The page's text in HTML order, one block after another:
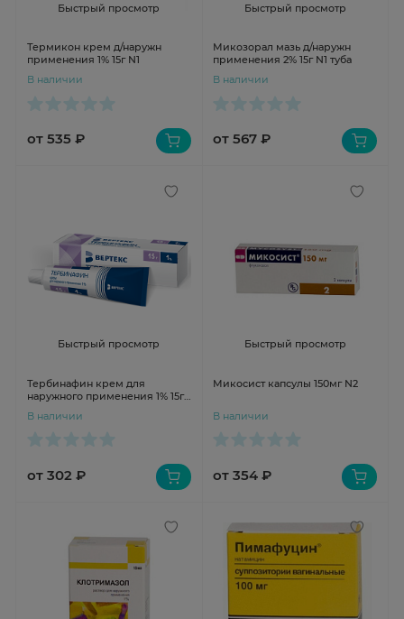
Быстрый просмотр
Термикон крем д/наружн
применения 1% 15г N1
В наличии
от 535 ₽
Быстрый просмотр
Микозорал мазь д/наружн
применения 2% 15г N1 туба
В наличии
от 567 ₽
Быстрый просмотр
Тербинафин крем для
наружного применения 1% 15г
В наличии
от 302 ₽
Быстрый просмотр
Микосист капсулы 150мг N2
В наличии
от 354 ₽